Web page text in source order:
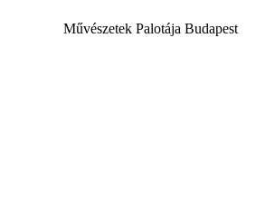
Művészetek Palotája Budapest